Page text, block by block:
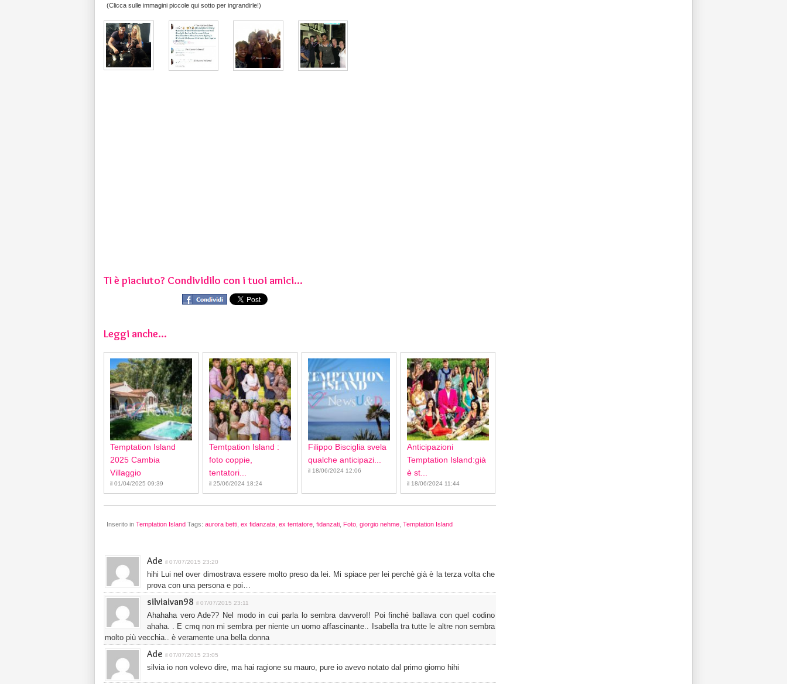
(Clicca sulle immagini piccole qui sotto per ingrandirle!)
Ti è piaciuto? Condividilo con i tuoi amici...
Leggi anche...
Temptation Island
2025 Cambia
Villaggio
il 01/04/2025 09:39
Temtpation Island :
foto coppie,
tentatori...
il 25/06/2024 18:24
Filippo Bisciglia svela
qualche anticipazi...
il 18/06/2024 12:06
Anticipazioni
Temptation Island:già
è st...
il 18/06/2024 11:44
Inserito in Temptation Island Tags: aurora betti ex fidanzata ex tentatore fidanzati Foto giorgio nehme Temptation Island
Ade il 07/07/2015 23:20
hihi Lui nel over dimostrava essere molto preso da lei. Mi spiace per lei perchè già è la terza volta che
prova con una persona e poi…
silviaivan98 il 07/07/2015 23:11
Ahahaha vero Ade?? Nel modo in cui parla lo sembra davvero!! Poi finché ballava con quel codino
ahaha. . E cmq non mi sembra per niente un uomo affascinante.. Isabella tra tutte le altre non sembra
molto più vecchia.. è veramente una bella donna
Ade il 07/07/2015 23:05
silvia io non volevo dire, ma hai ragione su mauro, pure io avevo notato dal primo giorno hihi